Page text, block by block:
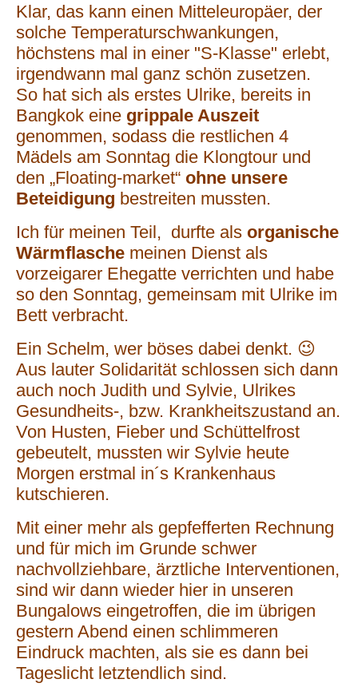
Klar, das kann einen Mitteleuropäer, der
solche Temperaturschwankungen,
höchstens mal in einer "S-Klasse" erlebt,
irgendwann mal ganz schön zusetzen.
So hat sich als erstes Ulrike, bereits in
Bangkok eine grippale Auszeit
genommen, sodass die restlichen 4
Mädels am Sonntag die Klongtour und
den „Floating-market“ ohne unsere
Beteidigung bestreiten mussten.
Ich für meinen Teil, durfte als organische
Wärmflasche meinen Dienst als
vorzeigarer Ehegatte verrichten und habe
so den Sonntag, gemeinsam mit Ulrike im
Bett verbracht.
Ein Schelm, wer böses dabei denkt. 😉
Aus lauter Solidarität schlossen sich dann
auch noch Judith und Sylvie, Ulrikes
Gesundheits-, bzw. Krankheitszustand an.
Von Husten, Fieber und Schüttelfrost
gebeutelt, mussten wir Sylvie heute
Morgen erstmal in´s Krankenhaus
kutschieren.
Mit einer mehr als gepfefferten Rechnung
und für mich im Grunde schwer
nachvollziehbare, ärztliche Interventionen,
sind wir dann wieder hier in unseren
Bungalows eingetroffen, die im übrigen
gestern Abend einen schlimmeren
Eindruck machten, als sie es dann bei
Tageslicht letztendlich sind.